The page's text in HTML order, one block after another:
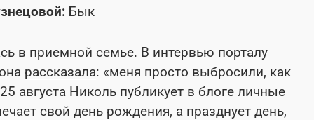
Бык
в приемной семье. В интервью порталу
рассказала: «меня просто выбросили, как
августа Николь публикует в блоге личные
свой день рождения, а празднует день,